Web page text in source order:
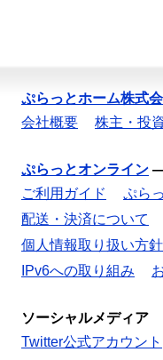
ぷらっとホーム株式
会社概要
株主・投
ぷらっとオンライン
ご利用ガイド
ぷら
配送・決済について
個人情報取り扱い方針
IPv6への取り組み
ソーシャルメディア
Twitter公式アカウント